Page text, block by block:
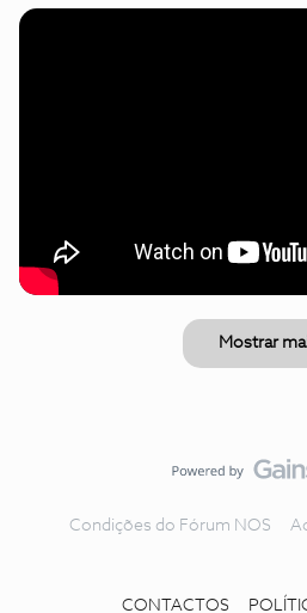
Mostrar
Condições do Fórum NOS
CONTACTOS